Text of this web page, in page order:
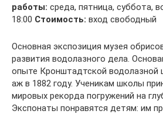
работы: среда, пятница, суббота,
18:00 Стоимость: вход свободный
Основная экспозиция музея
развития водолазного дела.
опыте Кронштадтской водолазной
аж в 1882 году. Ученикам школы
мировых рекорда погружений на
Экспонаты понравятся детям: им